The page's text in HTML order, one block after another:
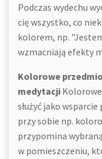
Podczas wydechu
cię wszystko, co
kolorem, np.
wzmacniają efekty
Kolorowe
medytacji
służyć jako
przy sobie np.
przypomina
w pomieszczeniu,